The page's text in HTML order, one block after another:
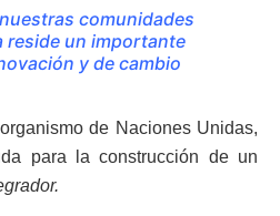
comunidades
reside un importante
y de cambio
de Naciones Unidas,
para la construcción de un